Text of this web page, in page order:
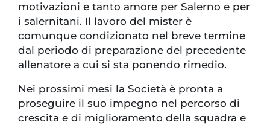
motivazioni e tanto amore per Salerno e per
i salernitani. Il lavoro del mister è
comunque condizionato nel breve termine
dal periodo di preparazione del precedente
allenatore a cui si sta ponendo rimedio.
Nei prossimi mesi la Società è pronta a
proseguire il suo impegno nel percorso di
crescita e di miglioramento della squadra e